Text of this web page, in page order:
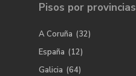
Pisos por provincias
A Coruña (32)
España (12)
Galicia (64)